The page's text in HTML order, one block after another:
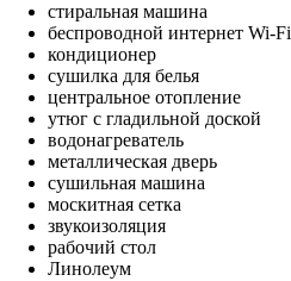
стиральная машина
беспроводной интернет Wi-Fi
кондиционер
сушилка для белья
центральное отопление
утюг с гладильной доской
водонагреватель
металлическая дверь
сушильная машина
москитная сетка
звукоизоляция
рабочий стол
Линолеум